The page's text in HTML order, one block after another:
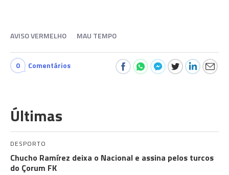
AVISO VERMELHO MAU TEMPO
0 Comentários
Últimas
DESPORTO
Chucho Ramírez deixa o Nacional e assina pelos turcos
do Çorum FK